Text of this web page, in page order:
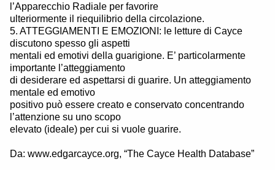
l’Apparecchio Radiale per favorire
ulteriormente il riequilibrio della circolazione.
5. ATTEGGIAMENTI E EMOZIONI: le letture di Cayce
discutono spesso gli aspetti
mentali ed emotivi della guarigione. E’ particolarmente
importante l’atteggiamento
di desiderare ed aspettarsi di guarire. Un atteggiamento
mentale ed emotivo
positivo può essere creato e conservato concentrando
l’attenzione su uno scopo
elevato (ideale) per cui si vuole guarire.
Da: www.edgarcayce.org, “The Cayce Health Database”